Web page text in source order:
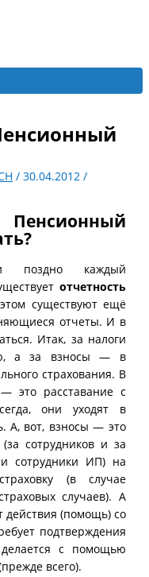
/30.04.2012/
поздно каждый
отчетность
существуют ещё
отчеты. И в
Итак, за налоги
а за взносы — в
страхования. В
это расставание с
они уходят в
А, вот, взносы — это
сотрудников и за
сотрудники ИП) на
(в случае
случаев). А
действия (помощь) со
подтверждения
с помощью
всего).